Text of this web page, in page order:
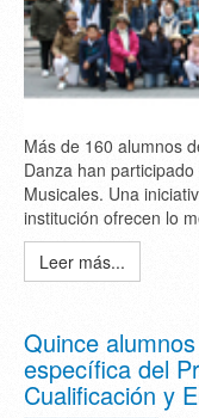
Más de 160 alumnos
Danza han
Musicales. Una
institución ofrecen lo
Leer más...
Quince
específica del
Cualificación y